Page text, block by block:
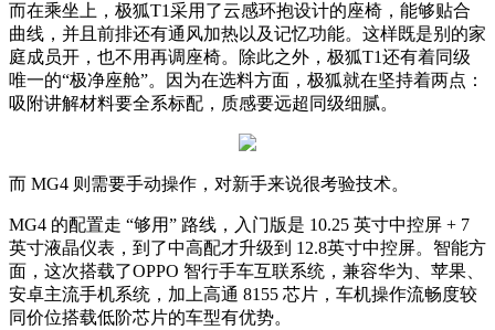
而在乘坐上，极狐T1采用了云感环抱设计的座椅，能够贴合
曲线，并且前排还有通风加热以及记忆功能。这样既是别的家
庭成员开，也不用再调座椅。除此之外，极狐T1还有着同级
唯一的“极净座舱”。因为在选料方面，极狐就在坚持着两点：
吸附讲解材料要全系标配，质感要远超同级细腻。
而 MG4 则需要手动操作，对新手来说很考验技术。​
MG4 的配置走 “够用” 路线，入门版是 10.25 英寸中控屏 + 7
英寸液晶仪表，到了中高配才升级到 12.8英寸中控屏。智能方
面，这次搭载了OPPO 智行手车互联系统，兼容华为、苹果、
安卓主流手机系统，加上高通 8155 芯片，车机操作流畅度较
同价位搭载低阶芯片的车型有优势。